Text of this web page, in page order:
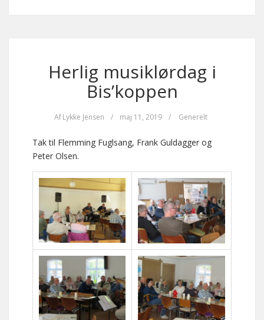
Herlig musiklørdag i
Bis’koppen
Af Lykke Jensen / maj 11, 2019 / Generelt
Tak til Flemming Fuglsang, Frank Guldagger og
Peter Olsen.